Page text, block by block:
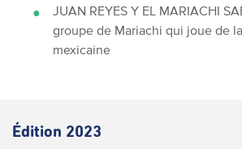
JUAN REYES Y EL MARIACHI
groupe de Mariachi qui joue de
mexicaine
Édition 2023